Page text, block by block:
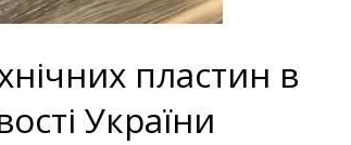
пластин в
України